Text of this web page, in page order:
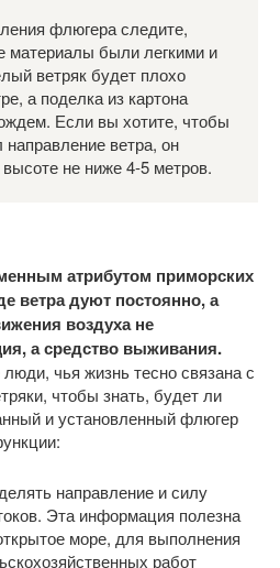
флюгера следите,
материалы были легкими и
ветряк будет плохо
а поделка из картона
Если вы хотите, чтобы
ветра, он
не ниже 4-5 метров.
атрибутом приморских
ветра дуют постоянно, а
воздуха не
а средство выживания.
чья жизнь тесно связана с
чтобы знать, будет ли
и установленный флюгер
направление и силу
Эта информация полезна
море, для выполнения
работ